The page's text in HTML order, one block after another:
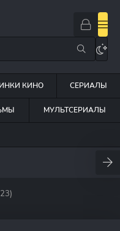
КИНО СЕРИАЛЫ
МУЛЬТСЕРИАЛЫ